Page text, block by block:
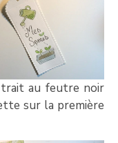
au feutre noir
sur la première